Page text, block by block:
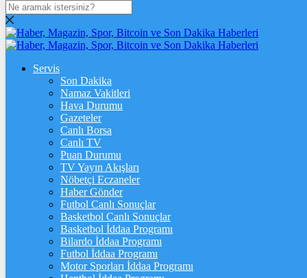
DOLAR
47,7436$% 0.18
% 0.32
STERLİN
% 0.38
GRAM ALTIN
%2,59
ÇEYREK ALTIN
10.903,00%2,54
TAM ALTIN
43.427,00%2,54
Servis
Son Dakika
Namaz Vakitleri
Hava Durumu
Gazeteler
Canlı Borsa
Canlı TV
Puan Durumu
TV Yayın Akışları
Nöbetçi Eczaneler
Haber Gönder
Futbol Canlı Sonuçlar
Basketbol Canlı Sonuçlar
Basketbol İddaa Programı
Bilardo İddaa Programı
Futbol İddaa Programı
Motor Sporları İddaa Programı